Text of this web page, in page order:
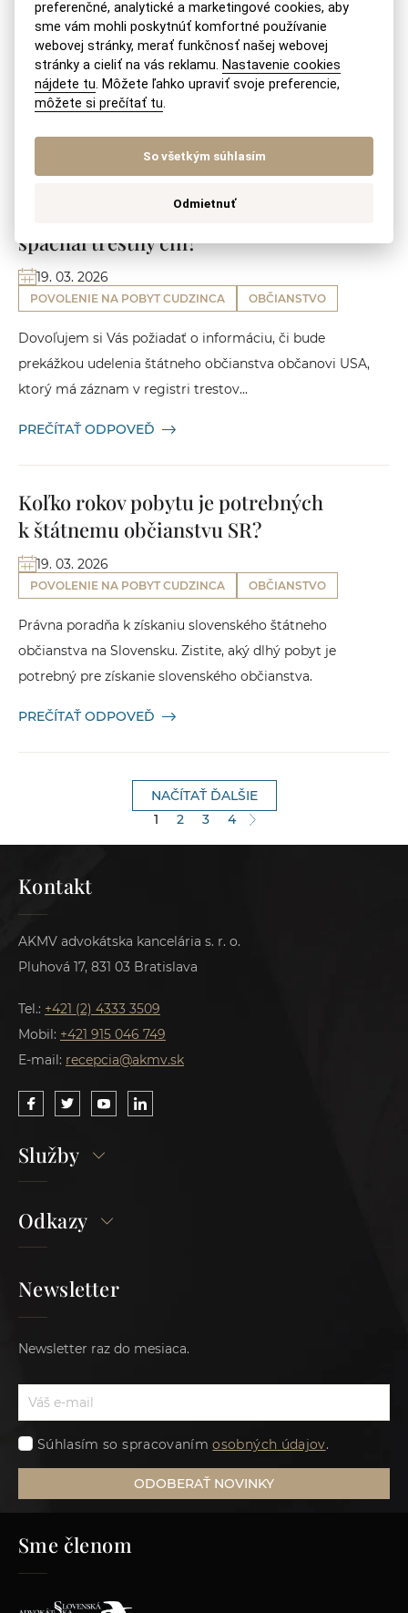
OBČIANSTVO POVOLENIE NA POBYT CUDZINCA
Povolenie na pobyt mám od októbra 2015, kde som bol
prihlásený na adrese vo Veľkom Krtíši, zamestnal som sa
na...
PREČÍTAŤ ODPOVEĎ
Môže cudzinec žiadať o občianstvo ak
spáchal trestný čin?
19. 03. 2026
POVOLENIE NA POBYT CUDZINCA OBČIANSTVO
Dovoľujem si Vás požiadať o informáciu, či bude
prekážkou udelenia štátneho občianstva občanovi USA,
ktorý má záznam v registri trestov...
PREČÍTAŤ ODPOVEĎ
Koľko rokov pobytu je potrebných
k štátnemu občianstvu SR?
19. 03. 2026
POVOLENIE NA POBYT CUDZINCA OBČIANSTVO
Právna poradňa k získaniu slovenského štátneho
občianstva na Slovensku. Zistite, aký dlhý pobyt je
potrebný pre získanie slovenského občianstva.
PREČÍTAŤ ODPOVEĎ
NAČÍTAŤ ĎALŠIE
1
2 3 4
Kontakt
AKMV advokátska kancelária s. r. o.
Pluhová 17, 831 03 Bratislava
Tel.: +421 (2) 4333 3509
Mobil: +421 915 046 749
E-mail: recepcia@akmv.sk
Služby
Odkazy
Newsletter
Newsletter raz do mesiaca.
Súhlasím so spracovanímosobných údajov.
ODOBERAŤ NOVINKY
Sme členom
preferenčné, analytické a marketingové cookies, aby
sme vám mohli poskytnúť komfortné používanie
webovej stránky, merať funkčnosť našej webovej
stránky a cieliť na vás reklamu. Nastavenie cookies
nájdete tu. Môžete ľahko upraviť svoje preferencie,
môžete si prečítať tu.
So všetkým súhlasím
Odmietnuť